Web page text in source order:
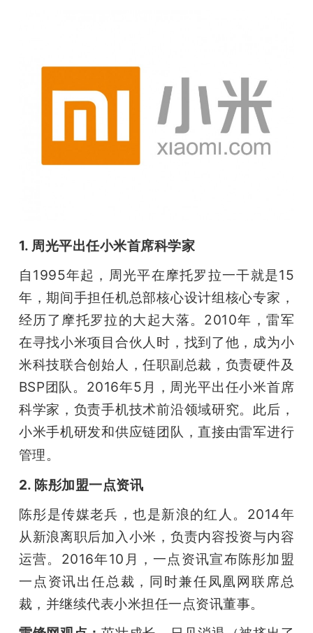
1. 周光平出任小米首席科学家
自1995年起，周光平在摩托罗拉一干就是15
年，期间手担任机总部核心设计组核心专家，
经历了摩托罗拉的大起大落。2010年，雷军
在寻找小米项目合伙人时，找到了他，成为小
米科技联合创始人，任职副总裁，负责硬件及
BSP团队。2016年5月，周光平出任小米首席
科学家，负责手机技术前沿领域研究。此后，
小米手机研发和供应链团队，直接由雷军进行
管理。
2. 陈彤加盟一点资讯
陈彤是传媒老兵，也是新浪的红人。2014年
从新浪离职后加入小米，负责内容投资与内容
运营。2016年10月，一点资讯宣布陈彤加盟
一点资讯出任总裁，同时兼任凤凰网联席总
裁，并继续代表小米担任一点资讯董事。